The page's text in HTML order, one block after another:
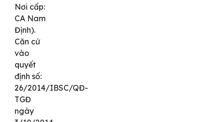
Nơi cấp:
CA Nam
Định).
Căn cứ
vào
quyết
định số:
26/2014/IBSC/QĐ-
TGĐ
ngày